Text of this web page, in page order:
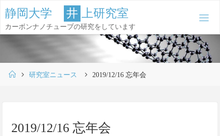
コ
ン
テ
ツ
静岡大学 井 上研究室
カーボンナノチューブの研究をしています
ホ
研究室ニュース 2019/12/16 忘年会
2019/12/16 忘年会